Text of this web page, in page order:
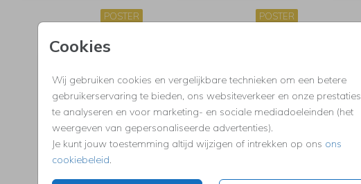
Cookies
Wij gebruiken cookies en vergelijkbare technieken om een betere
gebruikerservaring te bieden, ons websiteverkeer en onze prestaties
te analyseren en voor marketing- en sociale mediadoeleinden (het
weergeven van gepersonaliseerde advertenties).
Je kunt jouw toestemming altijd wijzigen of intrekken op ons ons
cookiebeleid
POSTER POSTER